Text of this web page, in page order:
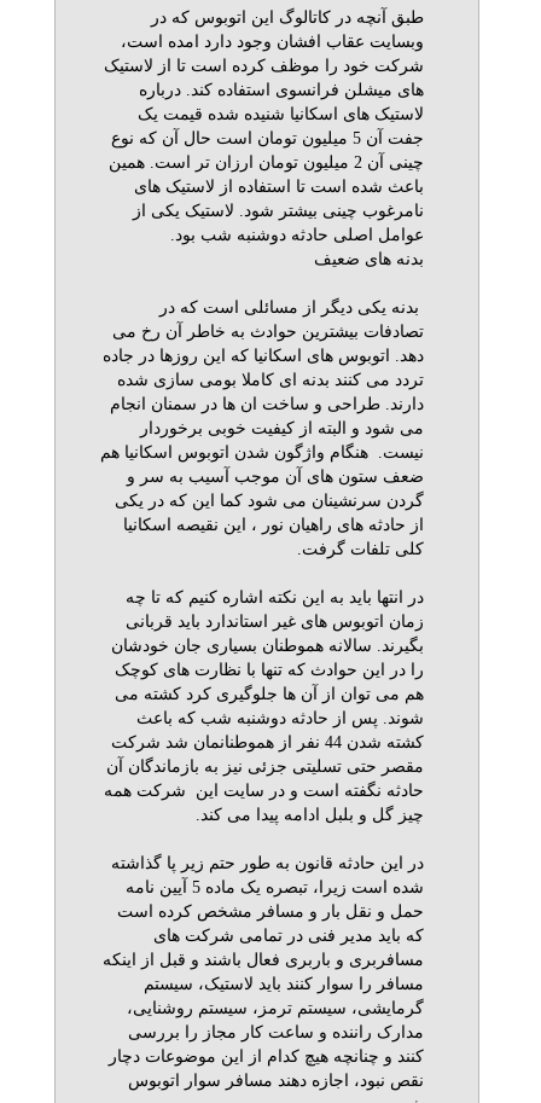
طبق آنچه در کاتالوگ این اتوبوس که در
وبسایت عقاب افشان وجود دارد امده است،
شرکت خود را موظف کرده است تا از لاستیک
های میشلن فرانسوی استفاده کند. درباره
لاستیک های اسکانیا شنیده شده قیمت یک
جفت آن 5 میلیون تومان است حال آن که نوع
چینی آن 2 میلیون تومان ارزان تر است. همین
باعث شده است تا استفاده از لاستیک های
نامرغوب چینی بیشتر شود. لاستیک یکی از
عوامل اصلی حادثه دوشنبه شب بود.
بدنه های ضعیف
بدنه یکی دیگر از مسائلی است که در
تصادفات بیشترین حوادث به خاطر آن رخ می
دهد. اتوبوس های اسکانیا که این روزها در جاده
تردد می کنند بدنه ای کاملا بومی سازی شده
دارند. طراحی و ساخت ان ها در سمنان انجام
می شود و البته از کیفیت خوبی برخوردار
نیست. هنگام واژگون شدن اتوبوس اسکانیا هم
ضعف ستون های آن موجب آسیب به سر و
گردن سرنشینان می شود کما این که در یکی
از حادثه های راهیان نور ، این نقیصه اسکانیا
کلی تلفات گرفت.
در انتها باید به این نکته اشاره کنیم که تا چه
زمان اتوبوس های غیر استاندارد باید قربانی
بگیرند. سالانه هموطنان بسیاری جان خودشان
را در این حوادث که تنها با نظارت های کوچک
هم می توان از آن ها جلوگیری کرد کشته می
شوند. پس از حادثه دوشنبه شب که باعث
کشته شدن 44 نفر از هموطنانمان شد شرکت
مقصر حتی تسلیتی جزئی نیز به بازماندگان آن
حادثه نگفته است و در سایت این شرکت همه
چیز گل و بلبل ادامه پیدا می کند.
در این حادثه قانون به طور حتم زیر پا گذاشته
شده است زیرا، تبصره یک ماده 5 آیین نامه
حمل و نقل بار و مسافر مشخص کرده است
که باید مدیر فنی در تمامی شرکت های
مسافربری و باربری فعال باشند و قبل از اینکه
مسافر را سوار کنند باید لاستیک، سیستم
گرمایشی، سیستم ترمز، سیستم روشنایی،
مدارک راننده و ساعت کار مجاز را بررسی
کنند و چنانچه هیچ کدام از این موضوعات دچار
نقص نبود، اجازه دهند مسافر سوار اتوبوس